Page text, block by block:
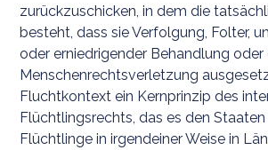
zurückzuschicken, in dem die
besteht, dass sie Verfolgung, Folter,
oder erniedrigender Behandlung oder
Menschenrechtsverletzung
Fluchtkontext ein Kernprinzip des
Flüchtlingsrechts, das es den
Flüchtlinge in irgendeiner Weise in